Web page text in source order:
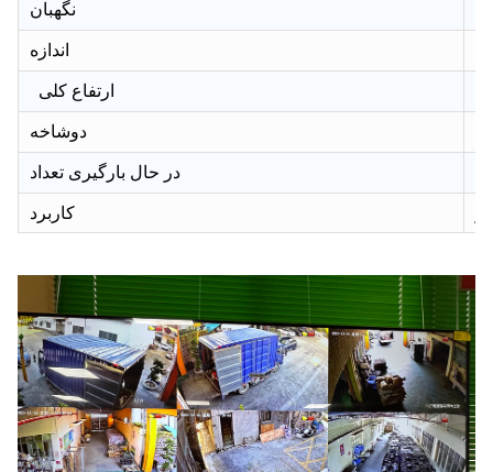
نگهبان
اندازه
ارتفاع کلی
دوشاخه
در حال بارگیری تعداد
کاربرد